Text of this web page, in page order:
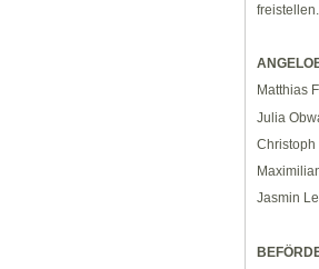
freistellen.
Matthias
Julia
Christoph
Jasmin